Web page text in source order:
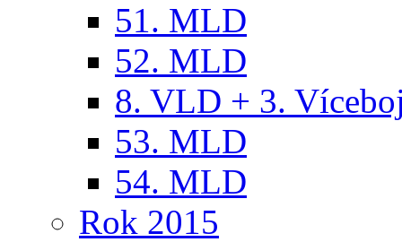
51. MLD
52. MLD
8. VLD + 3.
53. MLD
54. MLD
Rok 2015